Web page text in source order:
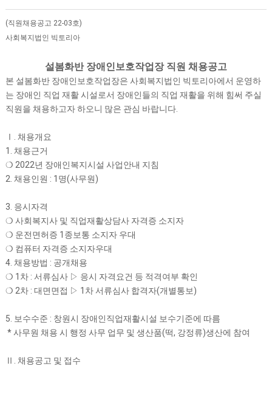
(직원채용공고 22-03호)
사회복지법인 빅토리아​
설봄화반 장애인보호작업장 직원 채용공고
본 설봄화반 장애인보호작업장은 사회복지법인 빅토리아에서 운영하
는 장애인 직업 재활 시설로서 장애인들의 직업 재활을 위해 힘써 주실
직원을 채용하고자 하오니 많은 관심 바랍니다.
Ⅰ. 채용개요
1. 채용근거
❍ 2022년 장애인복지시설 사업안내 지침
2. 채용인원 : 1명(사무원)
3. 응시자격
❍ 사회복지사 및 직업재활상담사 자격증 소지자
❍ 운전면허증 1종보통 소지자 우대
❍ 컴퓨터 자격증 소지자우대
4. 채용방법 : 공개채용
❍ 1차 : 서류심사 ▷ 응시 자격요건 등 적격여부 확인
❍ 2차 : 대면면접 ▷ 1차 서류심사 합격자(개별통보)
5. 보수수준 : 창원시 장애인직업재활시설 보수기준에 따름
* 사무원 채용 시 행정 사무 업무 및 생산품(떡, 강정류)생산에 참여
Ⅱ. 채용공고 및 접수